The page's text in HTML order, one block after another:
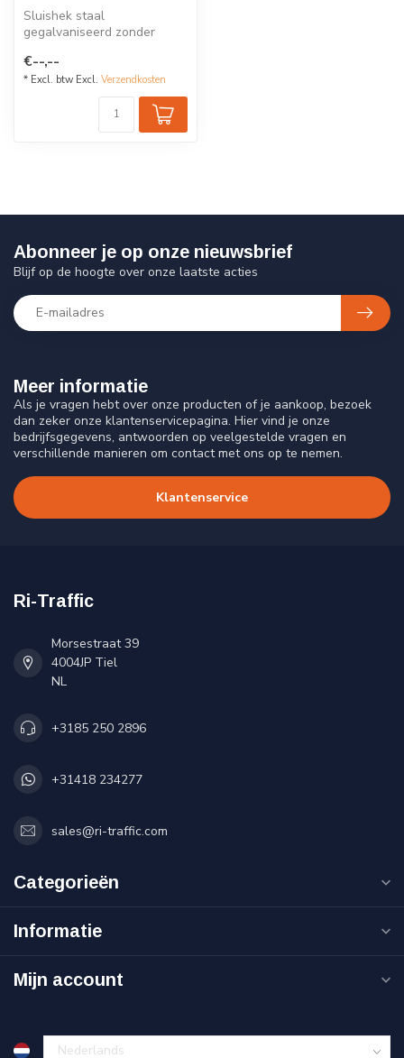
Sluishek staal
gegalvaniseerd zonder
afmetingen
€--,--
* Excl. btw Excl. Verzendkosten
Meer informatie
Als je vragen hebt over onze producten of je aankoop, bezoek
dan zeker onze klantenservicepagina. Hier vind je onze
bedrijfsgegevens, antwoorden op veelgestelde vragen en
verschillende manieren om contact met ons op te nemen.
Klantenservice
Abonneer je op onze nieuwsbrief
Blijf op de hoogte over onze laatste acties
Ri-Traffic
Morsestraat 39
4004JP Tiel
NL
+3185 250 2896
+31418 234277
sales@ri-traffic.com
Categorieën
Informatie
Mijn account